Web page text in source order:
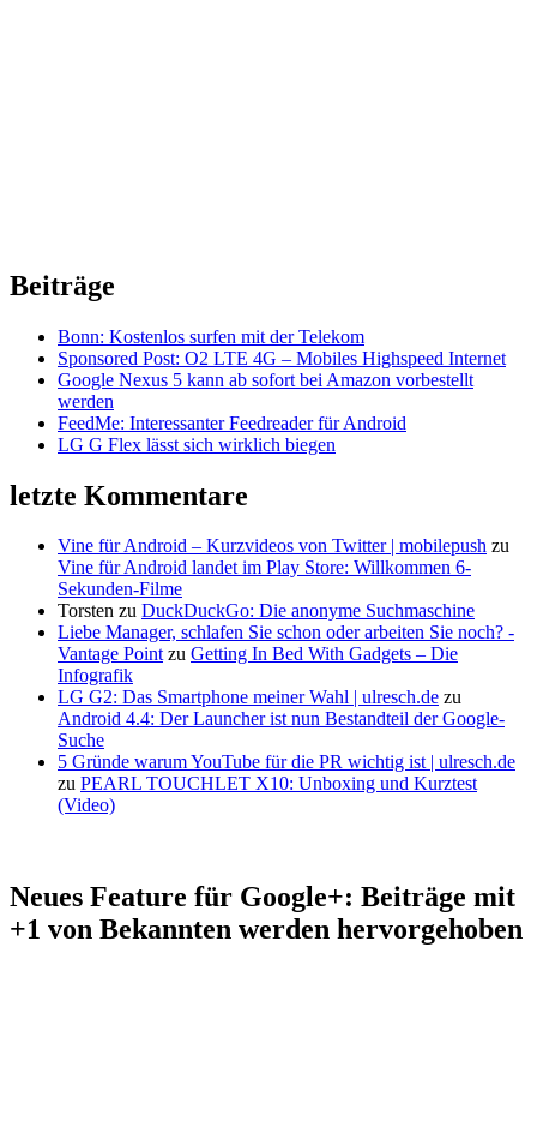
Beiträge
Bonn: Kostenlos surfen mit der Telekom
Sponsored Post: O2 LTE 4G – Mobiles Highspeed Internet
Google Nexus 5 kann ab sofort bei Amazon vorbestellt
werden
FeedMe: Interessanter Feedreader für Android
LG G Flex lässt sich wirklich biegen
letzte Kommentare
Vine für Android – Kurzvideos von Twitter | mobilepush zu
Vine für Android landet im Play Store: Willkommen 6-
Sekunden-Filme
Torsten zu DuckDuckGo: Die anonyme Suchmaschine
Liebe Manager, schlafen Sie schon oder arbeiten Sie noch? -
Vantage Pointzu Getting In Bed With Gadgets – Die
Infografik
LG G2: Das Smartphone meiner Wahl | ulresch.de zu
Android 4.4: Der Launcher ist nun Bestandteil der Google-
Suche
5 Gründe warum YouTube für die PR wichtig ist | ulresch.de
zu PEARL TOUCHLET X10: Unboxing und Kurztest
(Video)
Neues Feature für Google+: Beiträge mit
+1 von Bekannten werden hervorgehoben